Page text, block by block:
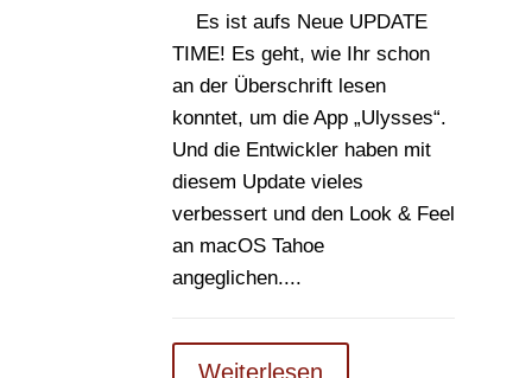
Es ist aufs Neue UPDATE
TIME! Es geht, wie Ihr schon
an der Überschrift lesen
konntet, um die App „Ulysses“.
Und die Entwickler haben mit
diesem Update vieles
verbessert und den Look & Feel
an macOS Tahoe
angeglichen....
Weiterlesen